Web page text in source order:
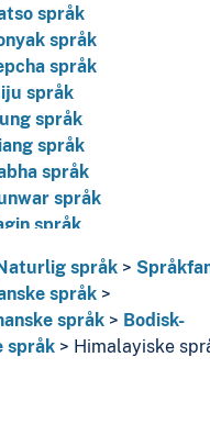
språk
språk
språk
språk
språk
språk
språk
språk
språk
språk
språk
zhung språk
språk
språk
språk
Bodisk-
språk
Himalayiske